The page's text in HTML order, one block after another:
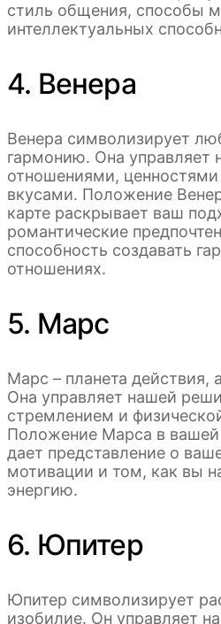
стиль общения, способы
интеллектуальных
4. Венера
Венера символизирует
гармонию. Она управляет
отношениями,
вкусами. Положение
карте раскрывает ваш
романтические
способность создавать
отношениях.
5. Марс
Марс – планета действия,
Она управляет нашей
стремлением и
Положение Марса в вашей
дает представление о
мотивации и том, как вы
энергию.
6. Юпитер
Юпитер символизирует
изобилие. Он управляет